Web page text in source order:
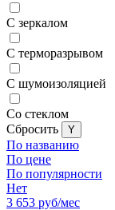
С зеркалом
С терморазрывом
С шумоизоляцией
Со стеклом
Cбросить
По названию
По цене
По популярности
Нет
3 653 руб/мес